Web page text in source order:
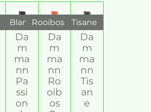
v
Blanc
Da
m
ma
nn
Pa
ssi
on
Rooibos
Da
m
ma
nn
Ro
oib
os
Tisane
Da
m
ma
nn
Tis
an
e